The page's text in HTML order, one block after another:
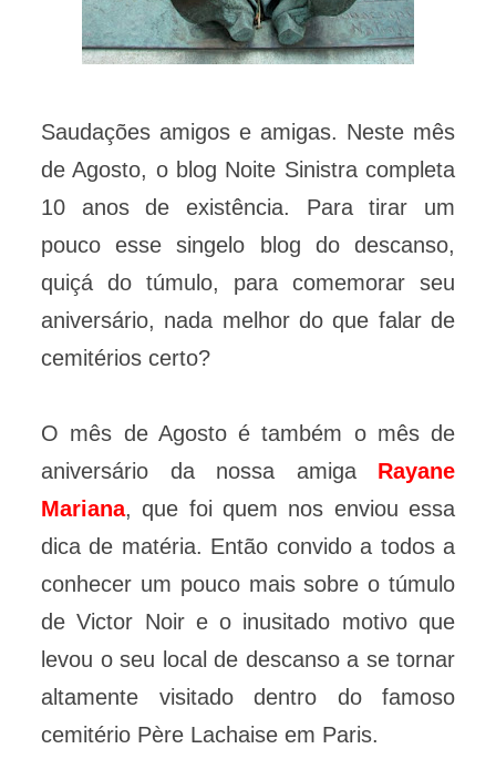
Saudações amigos e amigas. Neste mês
de Agosto, o blog Noite Sinistra completa
10 anos de existência. Para tirar um
pouco esse singelo blog do descanso,
quiçá do túmulo, para comemorar seu
aniversário, nada melhor do que falar de
cemitérios certo?
O mês de Agosto é também o mês de
aniversário da nossa amiga Rayane
Mariana, que foi quem nos enviou essa
dica de matéria. Então convido a todos a
conhecer um pouco mais sobre o túmulo
de Victor Noir e o inusitado motivo que
levou o seu local de descanso a se tornar
altamente visitado dentro do famoso
cemitério Père Lachaise em Paris.